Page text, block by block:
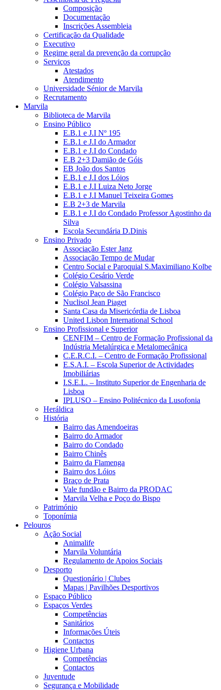
Composição
Documentação
Inscrições Assembleia
Certificação da Qualidade
Executivo
Regime geral da prevenção da corrupção
Serviços
Atestados
Atendimento
Universidade Sénior de Marvila
Recrutamento
Marvila
Biblioteca de Marvila
Ensino Público
E.B.1 e J.I Nº 195
E.B.1 e J.I do Armador
E.B.1 e J.I do Condado
E.B 2+3 Damião de Góis
EB João dos Santos
E.B.1 e J.I dos Lóios
E.B.1 e J.I Luiza Neto Jorge
E.B.1 e J.I Manuel Teixeira Gomes
E.B 2+3 de Marvila
E.B.1 e J.I do Condado Professor Agostinho da
Silva
Escola Secundária D.Dinis
Ensino Privado
Associação Ester Janz
Associação Tempo de Mudar
Centro Social e Paroquial S.Maximiliano Kolbe
Colégio Cesário Verde
Colégio Valsassina
Colégio Paço de São Francisco
Nuclisol Jean Piaget
Santa Casa da Misericórdia de Lisboa
United Lisbon International School
Ensino Profissional e Superior
CENFIM – Centro de Formação Profissional da
Indústria Metalúrgica e Metalomecânica
C.E.R.C.I. – Centro de Formação Profissional
E.S.A.I. – Escola Superior de Actividades
Imobiliárias
I.S.E.L. – Instituto Superior de Engenharia de
Lisboa
IPLUSO – Ensino Politécnico da Lusofonia
Heráldica
História
Bairro das Amendoeiras
Bairro do Armador
Bairro do Condado
Bairro Chinês
Bairro da Flamenga
Bairro dos Lóios
Braço de Prata
Vale fundão e Bairro da PRODAC
Marvila Velha e Poço do Bispo
Património
Toponímia
Pelouros
Ação Social
Animalife
Marvila Voluntária
Regulamento de Apoios Sociais
Desporto
Questionário | Clubes
Mapas | Pavilhões Desportivos
Espaço Público
Espaços Verdes
Competências
Sanitários
Informações Úteis
Contactos
Higiene Urbana
Competências
Contactos
Juventude
Segurança e Mobilidade